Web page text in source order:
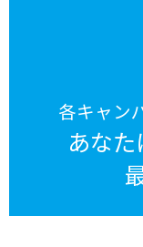
各キャン
あな